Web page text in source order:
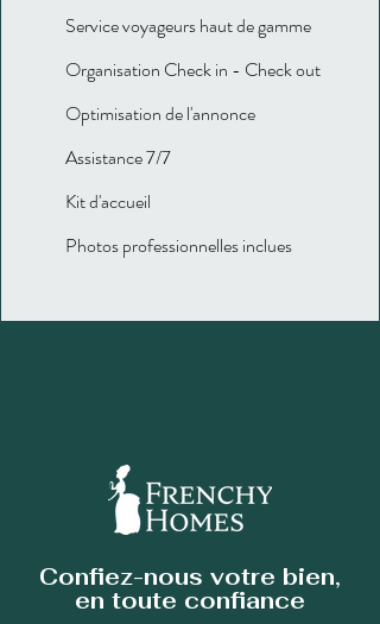
Service voyageurs haut de gamme
Organisation Check in - Check out
Optimisation de l'annonce
Assistance 7/7
Kit d'accueil
Photos professionnelles inclues
Confiez-nous votre bien,
en toute confiance